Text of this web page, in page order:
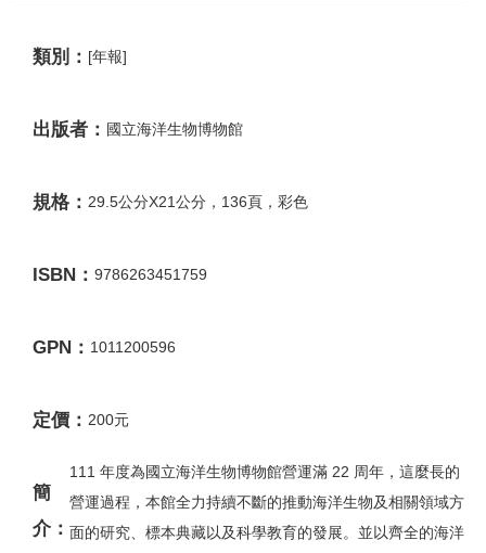
類別： [年報]
出版者： 國立海洋生物博物館
規格： 29.5公分X21公分，136頁，彩色
ISBN： 9786263451759
GPN： 1011200596
定價： 200元
簡
介：
111 年度為國立海洋生物博物館營運滿 22 周年，這麼長的
營運過程，本館全力持續不斷的推動海洋生物及相關領域方
面的研究、標本典藏以及科學教育的發展。並以齊全的海洋